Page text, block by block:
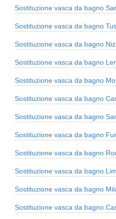
Sostituzione vasca da bagno
Sostituzione vasca da bagno
Sostituzione vasca da bagno
Sostituzione vasca da bagno
Sostituzione vasca da bagno
Sostituzione vasca da bagno
Sostituzione vasca da bagno
Sostituzione vasca da bagno
Sostituzione vasca da bagno
Sostituzione vasca da bagno
Sostituzione vasca da bagno
Sostituzione vasca da bagno